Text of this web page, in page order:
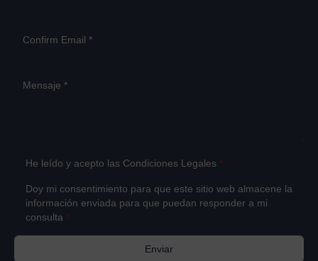
He leído y acepto las Condiciones Legales *
Doy mi consentimiento para que este sitio web almacene la
información enviada para que puedan responder a mi
consulta *
Enviar